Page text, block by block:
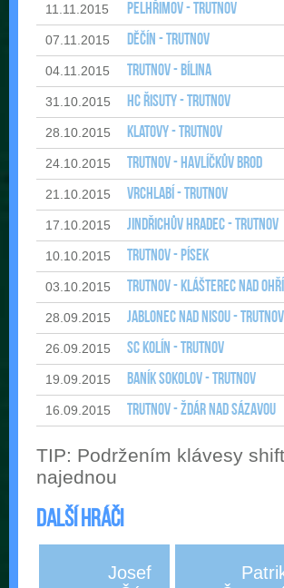
11.11.2015 Pelhřimov - Trutnov
07.11.2015 Děčín - Trutnov
04.11.2015 Trutnov - Bílina
31.10.2015 HC Řisuty - Trutnov
28.10.2015 Klatovy - Trutnov
24.10.2015 Trutnov - Havlíčkův Brod
21.10.2015 Vrchlabí - Trutnov
17.10.2015 Jindřichův Hradec - Trutnov
10.10.2015 Trutnov - Písek
03.10.2015 Trutnov - Klášterec nad Ohří
28.09.2015 Jablonec nad Nisou - Trutnov
26.09.2015 SC Kolín - Trutnov
19.09.2015 Baník Sokolov - Trutnov
16.09.2015 Trutnov - Ždár nad Sázavou
TIP: Podržením klávesy
najednou
Další hráči
Josef